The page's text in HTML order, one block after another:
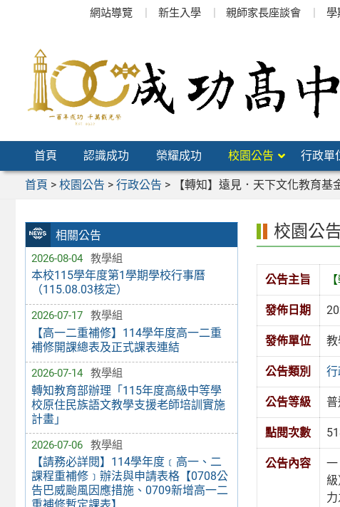
網站導覽 新生入學 親師家長座談會 學
首頁 認識成功 榮耀成功 校園公告 行政單
首頁 > 校園公告 > 行政公告 > 【轉知】遠見．天下文化教育
相關公告
2026-08-04 教學組
本校115學年度第1學期學校行事曆
（115.08.03核定）
2026-07-17 教學組
【高一二重補修】114學年度高一二重
補修開課總表及正式課表連結
2026-07-14 教學組
轉知教育部辦理「115年度高級中等學
校原住民族語文教學支援老師培訓實施
計畫」
2026-07-06 教學組
【請務必詳閱】114學年度﹝高一、二
課程重補修﹞辦法與申請表格【0708公
告巴威颱風因應措施、0709新增高一二
校園公
公告主旨
發佈日期
發佈單位 教
公告類別
公告等級 普
點閱次數
公告內容